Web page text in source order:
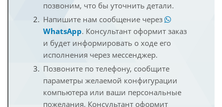
позвоним, что бы уточнить детали.
Напишите нам сообщение через
WhatsApp. Консультант оформит заказ
и будет информировать о ходе его
исполнения через мессенджер.
Позвоните по телефону, сообщите
параметры желаемой конфигурации
компьютера или ваши персональные
пожелания. Консультант оформит